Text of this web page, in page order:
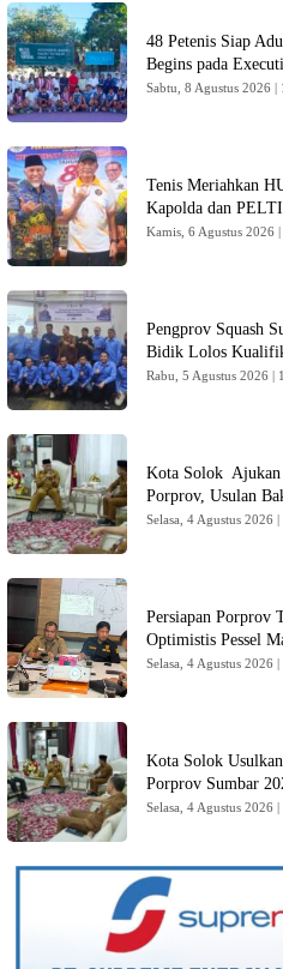
48 Petenis Siap
Begins pada
Sabtu, 8 Agustus 2026 |
Tenis Meriahkan
Kapolda dan
Kamis, 6 Agustus 2026
Pengprov Squash
Bidik Lolos
Rabu, 5 Agustus 2026 |
Kota Solok Ajukan
Porprov, Usulan
Selasa, 4 Agustus 2026
Persiapan Porprov
Optimistis Pessel
Selasa, 4 Agustus 2026
Kota Solok
Porprov Sumbar
Selasa, 4 Agustus 2026